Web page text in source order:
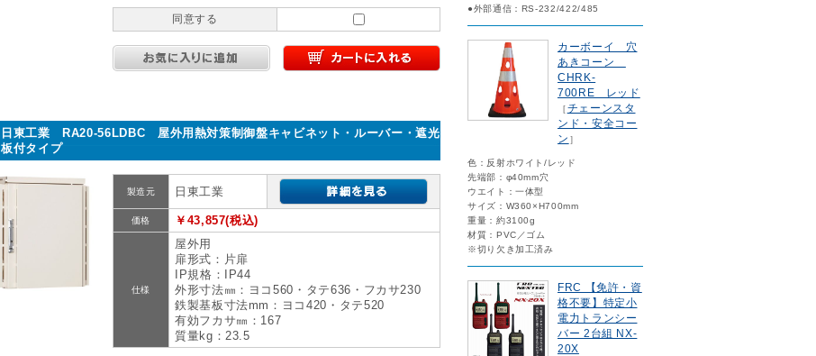
同意する
日東工業 RA20-56LDBC 屋外用熱対策制御盤キャビネット・ルーバー・遮光
板付タイプ
製造元 日東工業
価格 ￥43,857(税込)
仕様
屋外用
扉形式：片扉
IP規格：IP44
外形寸法㎜：ヨコ560・タテ636・フカサ230
鉄製基板寸法mm：ヨコ420・タテ520
有効フカサ㎜：167
質量kg：23.5
●外部通信：RS-232/422/485
カーボーイ 穴
あきコーン
CHRK-
700RE レッド
［チェーンスタ
ンド・安全コー
ン ］
色：反射ホワイト/レッド
先端部：φ40mm穴
ウエイト：一体型
サイズ：W360×H700mm
重量：約3100g
材質：PVC／ゴム
※切り欠き加工済み
FRC 【免許・資
格不要】特定小
電力トランシー
バー 2台組 NX-
20X